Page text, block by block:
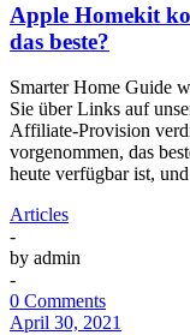
Apple Homekit
das beste?
Smarter Home Guide
Sie über Links auf
Affiliate-Provision
vorgenommen, das
heute verfügbar ist,
Articles
-
by admin
-
0 Comments
April 30, 2021